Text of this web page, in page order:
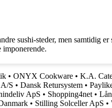
sushi-steder, men samtidig
imponerende.
• ONYX Cookware • K.A.
S • Dansk Retursystem •
ApS • Shopping4net •
• Stilling Solceller ApS •